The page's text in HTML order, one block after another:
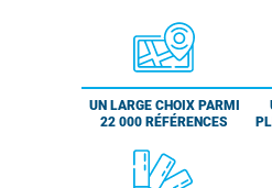
UN LARGE CHOIX PARMI
22 000 RÉFÉRENCES